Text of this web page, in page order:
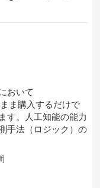
おいて
ま購入するだけで
す。人工知能の能力
手法（ロジック）の